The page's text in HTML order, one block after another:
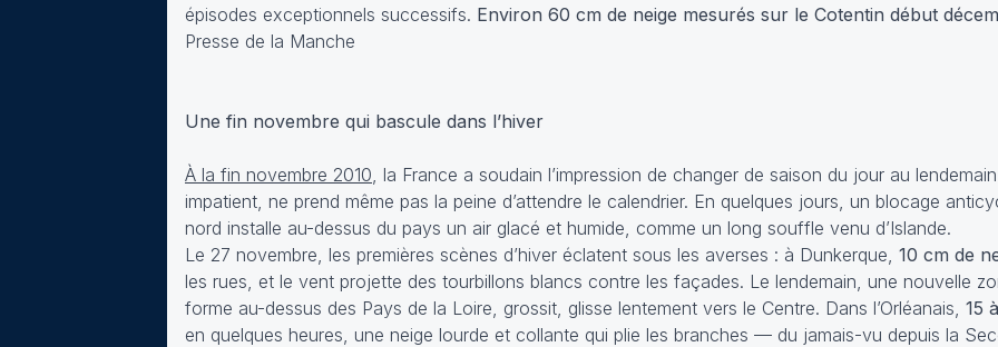
épisodes exceptionnels successifs. Environ 60 cm de neige mesurés sur le Cotentin début
Presse de la Manche
Une fin novembre qui bascule dans l’hiver
À la fin novembre 2010 , la France a soudain l’impression de changer de saison du jour au
impatient, ne prend même pas la peine d’attendre le calendrier. En quelques jours, un blocage
nord installe au-dessus du pays un air glacé et humide, comme un long souffle venu d’Islande.
Le 27 novembre, les premières scènes d’hiver éclatent sous les averses : à Dunkerque, 10 cm de
les rues, et le vent projette des tourbillons blancs contre les façades. Le lendemain, une nouvelle
forme au-dessus des Pays de la Loire, grossit, glisse lentement vers le Centre. Dans l’Orléanais, 15
en quelques heures, une neige lourde et collante qui plie les branches — du jamais-vu depuis la